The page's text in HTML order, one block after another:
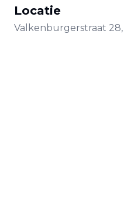
Locatie
Valkenburgerstraat 28,